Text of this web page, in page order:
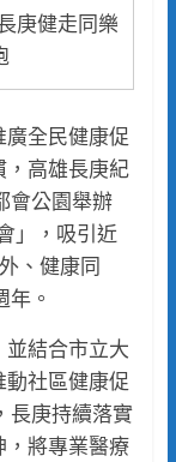
庚健走同樂
廣全民健康促
高雄長庚紀
會公園舉辦
」，吸引近
、健康同
。
結合市立大
社區健康促
長庚持續落實
，將專業醫療